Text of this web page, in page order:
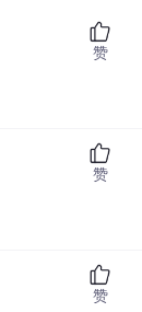
赞
赞
赞